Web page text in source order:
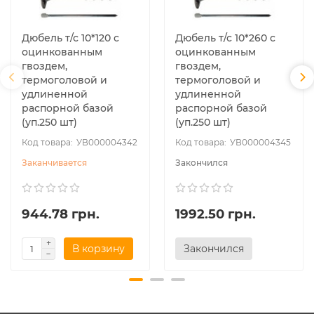
Дюбель т/с 10*120 с
оцинкованным
гвоздем,
термоголовой и
удлиненной
распорной базой
(уп.250 шт)
УВ000004342
Заканчивается
944.78 грн.
В корзину
Дюбель т/с 10*260 с
оцинкованным
гвоздем,
термоголовой и
удлиненной
распорной базой
(уп.250 шт)
УВ000004345
Закончился
1992.50 грн.
Закончился